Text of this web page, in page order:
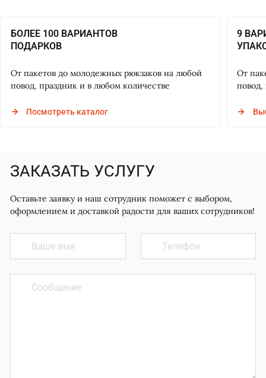
БОЛЕЕ 100 ВАРИАНТОВ
ПОДАРКОВ
От пакетов до молодежных рюкзаков на любой
повод, праздник и в любом количестве
Посмотреть каталог
9
От
повод,
ЗАКАЗАТЬ УСЛУГУ
Оставьте заявку и наш сотрудник поможет с выбором,
оформлением и доставкой радости для ваших сотрудников!